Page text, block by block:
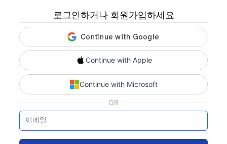
로그인하거나 회원가입하세요
Continue with Apple
Continue with Microsoft
OR
이메일